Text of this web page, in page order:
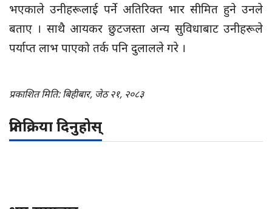
भएकाले उनीहरूलाई पर्ने अतिरिक्त भार सीमित हुने उनले
बताए । साथै आयकर छुटजस्ता अन्य सुविधाबाट उनीहरूले
पर्याप्त लाभ पाएको तर्क पनि दुलालले गरे ।
प्रकाशित मिति: बिहीबार, जेठ २१, २०८३
प्रतिक्रिया दिनुहोस्